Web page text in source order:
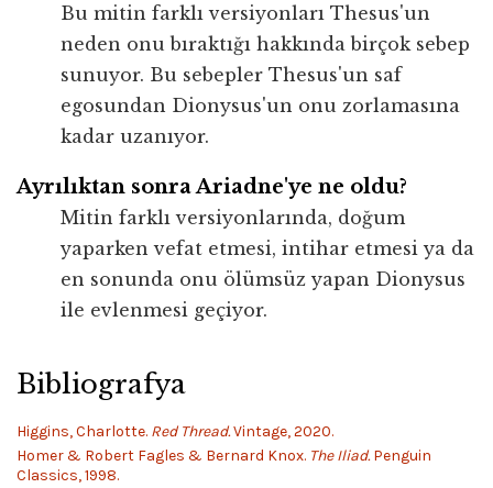
Bu mitin farklı versiyonları Thesus'un
neden onu bıraktığı hakkında birçok sebep
sunuyor. Bu sebepler Thesus'un saf
egosundan Dionysus'un onu zorlamasına
kadar uzanıyor.
Ayrılıktan sonra Ariadne'ye ne oldu?
Mitin farklı versiyonlarında, doğum
yaparken vefat etmesi, intihar etmesi ya da
en sonunda onu ölümsüz yapan Dionysus
ile evlenmesi geçiyor.
Bibliografya
Higgins, Charlotte. Red Thread.Vintage, 2020.
Homer & Robert Fagles & Bernard Knox. The Iliad.Penguin
Classics, 1998.